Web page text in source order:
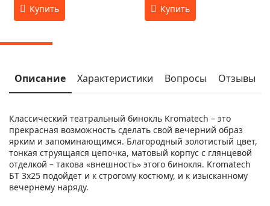
Описание Характеристики Вопросы Отзывы
Классический театральный бинокль Kromatech – это
прекрасная возможность сделать свой вечерний образ
ярким и запоминающимся. Благородный золотистый цвет,
тонкая струящаяся цепочка, матовый корпус с глянцевой
отделкой – такова «внешность» этого бинокля. Kromatech
БТ 3x25 подойдет и к строгому костюму, и к изысканному
вечернему наряду.